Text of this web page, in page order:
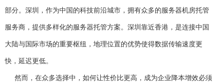
部分。深圳，作为中国的科技前沿城市，拥有众多的服务器机房托管
服务商，提供多样化的服务器托管方案。深圳靠近香港，是连接中国
大陆与国际市场的重要枢纽，地理位置的优势使得数据传输速度更
快，延迟更低。
然而，在众多选择中，如何让性价比更高，成为企业降本增效必须